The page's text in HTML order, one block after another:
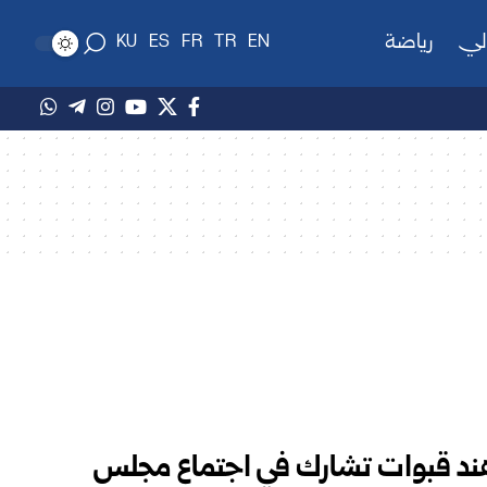
رياضة EN
TR
FR
ES
KU
قبوات تشارك في اجتماع مجلس